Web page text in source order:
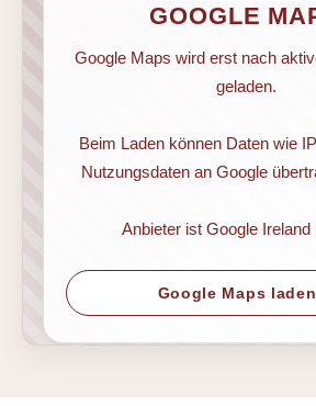
GOOGLE
Google Maps wird erst nach
geladen.
Beim Laden können Daten wie
Nutzungsdaten an Google
Anbieter ist Google Ireland
Google Maps laden